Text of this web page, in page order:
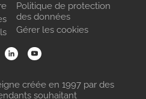
Politique de protection
des données
Gérer les cookies
créée en 1997 par des
souhaitant